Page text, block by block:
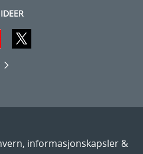
informasjonskapsler &